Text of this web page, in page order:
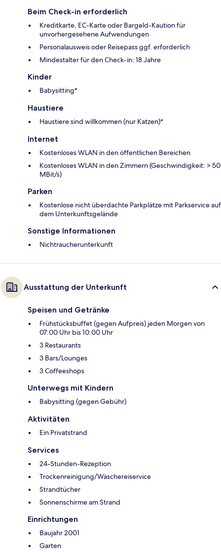
Beim Check-in erforderlich
Kreditkarte, EC-Karte oder Bargeld-Kaution für
unvorhergesehene Aufwendungen
Personalausweis oder Reisepass ggf. erforderlich
Mindestalter für den Check-in: 18 Jahre
Kinder
Babysitting*
Haustiere
Haustiere sind willkommen (nur Katzen)*
Internet
Kostenloses WLAN in den öffentlichen Bereichen
Kostenloses WLAN in den Zimmern (Geschwindigkeit: > 50
MBit/s)
Parken
Kostenlose nicht überdachte Parkplätze mit Parkservice auf
dem Unterkunftsgelände
Sonstige Informationen
Nichtraucherunterkunft
Ausstattung der Unterkunft
Speisen und Getränke
Frühstücksbuffet (gegen Aufpreis) jeden Morgen von
07:00 Uhr bis 10:00 Uhr
3 Restaurants
3 Bars/Lounges
3 Coffeeshops
Unterwegs mit Kindern
Babysitting (gegen Gebühr)
Aktivitäten
Ein Privatstrand
Services
24-Stunden-Rezeption
Trockenreinigung/Wäschereiservice
Strandtücher
Sonnenschirme am Strand
Einrichtungen
Baujahr 2001
Garten